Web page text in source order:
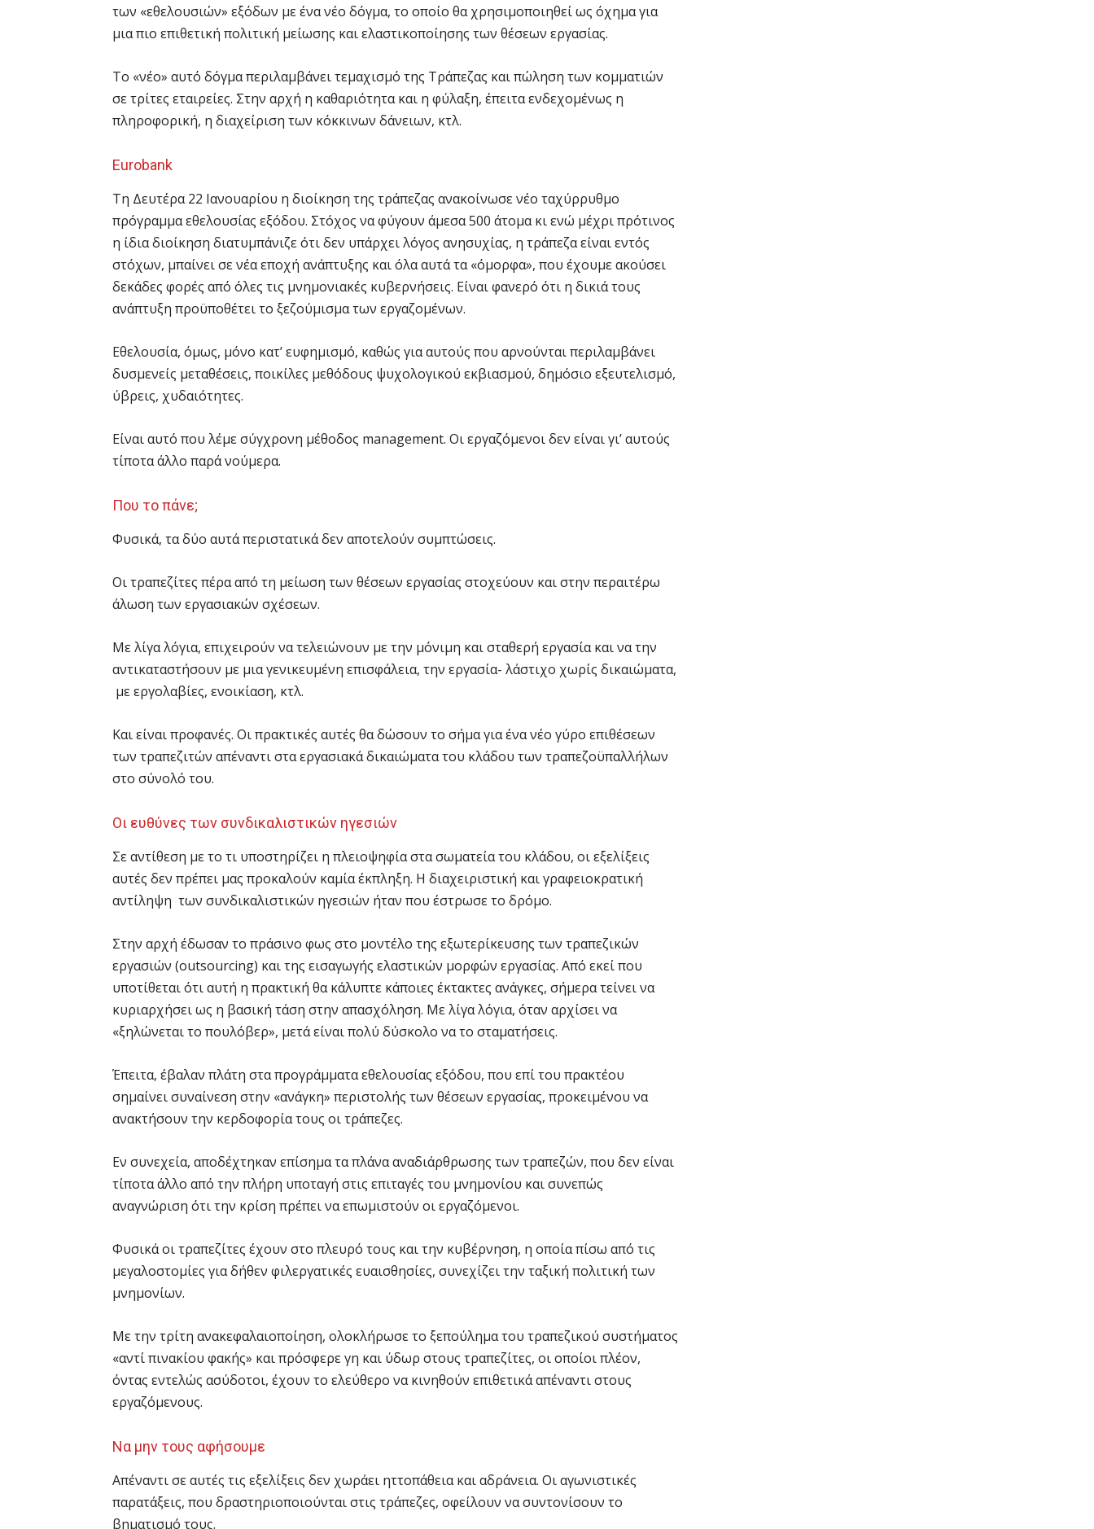
των «εθελουσιών» εξόδων με ένα νέο δόγμα, το οποίο θα χρησιμοποιηθεί ως όχημα για
μια πιο επιθετική πολιτική μείωσης και ελαστικοποίησης των θέσεων εργασίας.
Το «νέο» αυτό δόγμα περιλαμβάνει τεμαχισμό της Τράπεζας και πώληση των κομματιών
σε τρίτες εταιρείες. Στην αρχή η καθαριότητα και η φύλαξη, έπειτα ενδεχομένως η
πληροφορική, η διαχείριση των κόκκινων δάνειων, κτλ.
Eurobank
Τη Δευτέρα 22 Ιανουαρίου η διοίκηση της τράπεζας ανακοίνωσε νέο ταχύρρυθμο
πρόγραμμα εθελουσίας εξόδου. Στόχος να φύγουν άμεσα 500 άτομα κι ενώ μέχρι πρότινος
η ίδια διοίκηση διατυμπάνιζε ότι δεν υπάρχει λόγος ανησυχίας, η τράπεζα είναι εντός
στόχων, μπαίνει σε νέα εποχή ανάπτυξης και όλα αυτά τα «όμορφα», που έχουμε ακούσει
δεκάδες φορές από όλες τις μνημονιακές κυβερνήσεις. Είναι φανερό ότι η δικιά τους
ανάπτυξη προϋποθέτει το ξεζούμισμα των εργαζομένων.
Εθελουσία, όμως, μόνο κατ’ ευφημισμό, καθώς για αυτούς που αρνούνται περιλαμβάνει
δυσμενείς μεταθέσεις, ποικίλες μεθόδους ψυχολογικού εκβιασμού, δημόσιο εξευτελισμό,
ύβρεις, χυδαιότητες.
Είναι αυτό που λέμε σύγχρονη μέθοδος management. Οι εργαζόμενοι δεν είναι γι’ αυτούς
τίποτα άλλο παρά νούμερα.
Που το πάνε;
Φυσικά, τα δύο αυτά περιστατικά δεν αποτελούν συμπτώσεις.
Οι τραπεζίτες πέρα από τη μείωση των θέσεων εργασίας στοχεύουν και στην περαιτέρω
άλωση των εργασιακών σχέσεων.
Με λίγα λόγια, επιχειρούν να τελειώνουν με την μόνιμη και σταθερή εργασία και να την
αντικαταστήσουν με μια γενικευμένη επισφάλεια, την εργασία- λάστιχο χωρίς δικαιώματα,
με εργολαβίες, ενοικίαση, κτλ.
Και είναι προφανές. Οι πρακτικές αυτές θα δώσουν το σήμα για ένα νέο γύρο επιθέσεων
των τραπεζιτών απέναντι στα εργασιακά δικαιώματα του κλάδου των τραπεζοϋπαλλήλων
στο σύνολό του.
Οι ευθύνες των συνδικαλιστικών ηγεσιών
Σε αντίθεση με το τι υποστηρίζει η πλειοψηφία στα σωματεία του κλάδου, οι εξελίξεις
αυτές δεν πρέπει μας προκαλούν καμία έκπληξη. Η διαχειριστική και γραφειοκρατική
αντίληψη των συνδικαλιστικών ηγεσιών ήταν που έστρωσε το δρόμο.
Στην αρχή έδωσαν το πράσινο φως στο μοντέλο της εξωτερίκευσης των τραπεζικών
εργασιών (outsourcing) και της εισαγωγής ελαστικών μορφών εργασίας. Από εκεί που
υποτίθεται ότι αυτή η πρακτική θα κάλυπτε κάποιες έκτακτες ανάγκες, σήμερα τείνει να
κυριαρχήσει ως η βασική τάση στην απασχόληση. Με λίγα λόγια, όταν αρχίσει να
«ξηλώνεται το πουλόβερ», μετά είναι πολύ δύσκολο να το σταματήσεις.
Έπειτα, έβαλαν πλάτη στα προγράμματα εθελουσίας εξόδου, που επί του πρακτέου
σημαίνει συναίνεση στην «ανάγκη» περιστολής των θέσεων εργασίας, προκειμένου να
ανακτήσουν την κερδοφορία τους οι τράπεζες.
Εν συνεχεία, αποδέχτηκαν επίσημα τα πλάνα αναδιάρθρωσης των τραπεζών, που δεν είναι
τίποτα άλλο από την πλήρη υποταγή στις επιταγές του μνημονίου και συνεπώς
αναγνώριση ότι την κρίση πρέπει να επωμιστούν οι εργαζόμενοι.
Φυσικά οι τραπεζίτες έχουν στο πλευρό τους και την κυβέρνηση, η οποία πίσω από τις
μεγαλοστομίες για δήθεν φιλεργατικές ευαισθησίες, συνεχίζει την ταξική πολιτική των
μνημονίων.
Με την τρίτη ανακεφαλαιοποίηση, ολοκλήρωσε το ξεπούλημα του τραπεζικού συστήματος
«αντί πινακίου φακής» και πρόσφερε γη και ύδωρ στους τραπεζίτες, οι οποίοι πλέον,
όντας εντελώς ασύδοτοι, έχουν το ελεύθερο να κινηθούν επιθετικά απέναντι στους
εργαζόμενους.
Να μην τους αφήσουμε
Απέναντι σε αυτές τις εξελίξεις δεν χωράει ηττοπάθεια και αδράνεια. Οι αγωνιστικές
παρατάξεις, που δραστηριοποιούνται στις τράπεζες, οφείλουν να συντονίσουν το
βηματισμό τους.